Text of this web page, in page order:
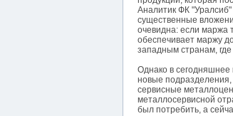
Аналитик ФК
существенные
очевидна: если маржа
обеспечивает маржу
западным странам,
Однако в
новые
сервисные
металлосервисной
был потребить, а